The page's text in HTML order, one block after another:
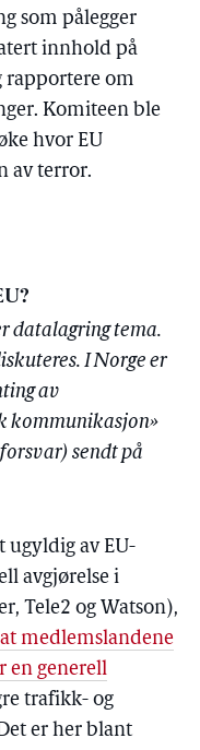
som pålegger
innhold på
rapportere om
Komiteen ble
hvor EU
av terror.
datalagring tema.
I Norge er
av
kommunikasjon»
sendt på
ugyldig av EU-
avgjørelse i
Tele2 og Watson),
medlemslandene
en generell
trafikk- og
er her blant